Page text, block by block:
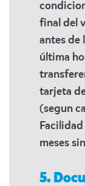
final del
antes de
última
tarjeta
(segun
Facilidad
meses
5.